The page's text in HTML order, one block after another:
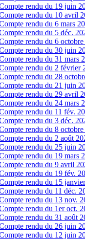
rendu du 19 juin
rendu du 10 avril
rendu du 6 mars
rendu du 5 déc.
rendu du 6
rendu du 30 juin
rendu du 31 mars
rendu du 2 février
rendu du 28
rendu du 21 juin
rendu du 29 avril
rendu du 24 mars
rendu du 11 fév.
rendu du 3 déc.
rendu du 8 octobre
rendu du 2 août
rendu du 25 juin
rendu du 19 mars
rendu du 9 avril
rendu du 19 fév.
rendu du 15
rendu du 11 déc.
rendu du 13 nov.
rendu du 1er oct.
rendu du 31 août
rendu du 26 juin
rendu du 12 juin